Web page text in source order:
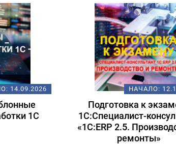
14.09.2026
1С
НАЧАЛО:
Подготовка к
1С:Специалист-
«1С:ERP 2.5.
ремонты»